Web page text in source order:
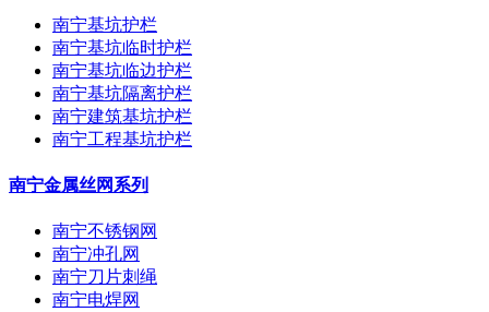
南宁基坑护栏
南宁基坑临时护栏
南宁基坑临边护栏
南宁基坑隔离护栏
南宁建筑基坑护栏
南宁工程基坑护栏
南宁金属丝网系列
南宁不锈钢网
南宁冲孔网
南宁刀片刺绳
南宁电焊网